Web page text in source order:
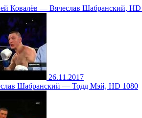
Ковалёв — Вячеслав Шабранский, HD
26.11.2017
Шабранский — Тодд Мэй, HD 1080